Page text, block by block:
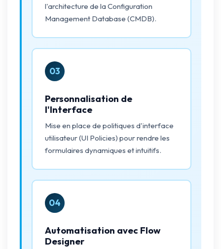
l'architecture de la Configuration
Management Database (CMDB).
03
Personnalisation de
l'Interface
Mise en place de politiques d'interface
utilisateur (UI Policies) pour rendre les
formulaires dynamiques et intuitifs.
04
Automatisation avec Flow
Designer